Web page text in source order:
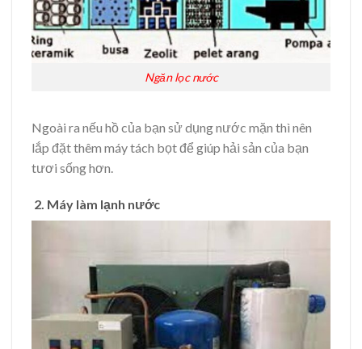
Ngăn lọc nước
Ngoài ra nếu hồ của bạn sử dụng nước mặn thì nên
lắp đặt thêm máy tách bọt để giúp hải sản của bạn
tươi sống hơn.
2. Máy làm lạnh nước